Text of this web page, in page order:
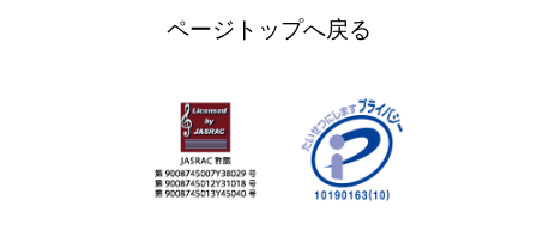
ページトップへ戻る